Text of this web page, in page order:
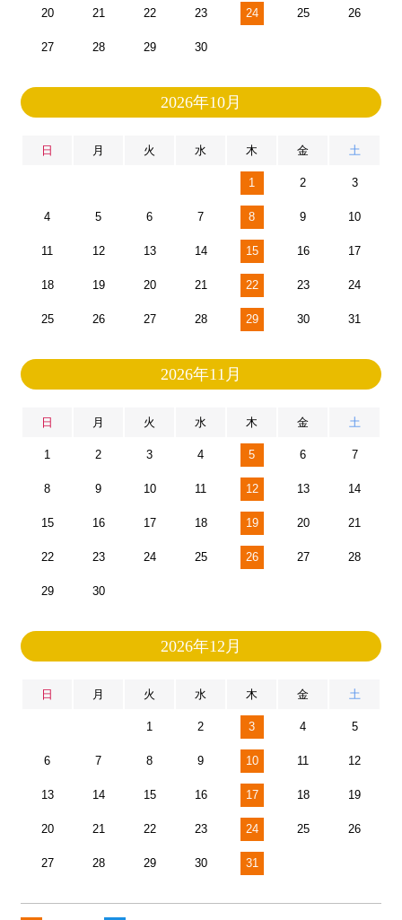
20 21 22 23 24 25 26
27 28 29 30
2026年10月
日 月 火 水 木 金 土
1 2 3
4 5 6 7 8 9 10
11 12 13 14 15 16 17
18 19 20 21 22 23 24
25 26 27 28 29 30 31
2026年11月
日 月 火 水 木 金 土
1 2 3 4 5 6 7
8 9 10 11 12 13 14
15 16 17 18 19 20 21
22 23 24 25 26 27 28
29 30
2026年12月
日 月 火 水 木 金 土
1 2 3 4 5
6 7 8 9 10 11 12
13 14 15 16 17 18 19
20 21 22 23 24 25 26
27 28 29 30 31